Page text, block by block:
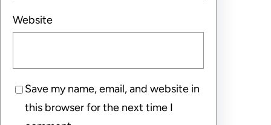
Website
Save my name, email, and website in
this browser for the next time I